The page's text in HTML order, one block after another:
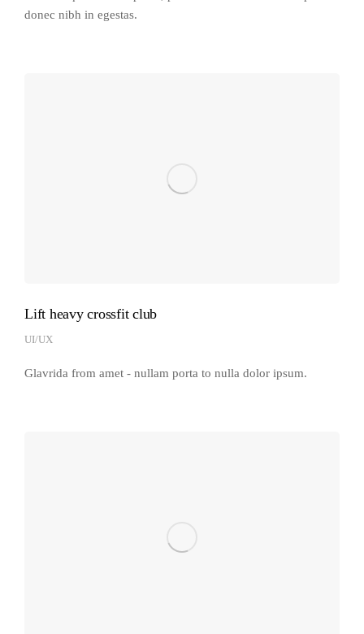
donec nibh in egestas.
Lift heavy crossfit club
UI/UX
Glavrida from amet - nullam porta to nulla dolor ipsum.